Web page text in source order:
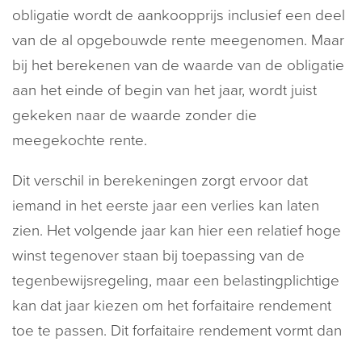
obligatie wordt de aankoopprijs inclusief een deel
van de al opgebouwde rente meegenomen. Maar
bij het berekenen van de waarde van de obligatie
aan het einde of begin van het jaar, wordt juist
gekeken naar de waarde zonder die
meegekochte rente.
Dit verschil in berekeningen zorgt ervoor dat
iemand in het eerste jaar een verlies kan laten
zien. Het volgende jaar kan hier een relatief hoge
winst tegenover staan bij toepassing van de
tegenbewijsregeling, maar een belastingplichtige
kan dat jaar kiezen om het forfaitaire rendement
toe te passen. Dit forfaitaire rendement vormt dan